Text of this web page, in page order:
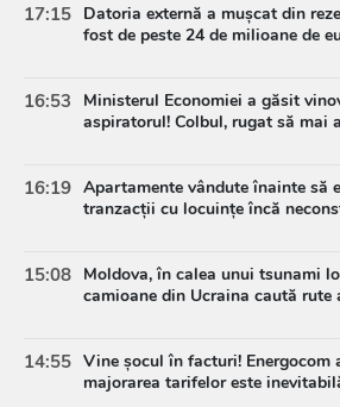
17:15 Datoria externă a mușcat din
fost de peste 24 de milioane de
16:53
Ministerul Economiei a găsit
aspiratorul! Colbul, rugat să mai
16:19 Apartamente vândute înainte să
tranzacții cu locuințe încă
15:08 Moldova, în calea unui tsunami
camioane din Ucraina caută rute
14:55 Vine șocul în facturi! Energocom
majorarea tarifelor este